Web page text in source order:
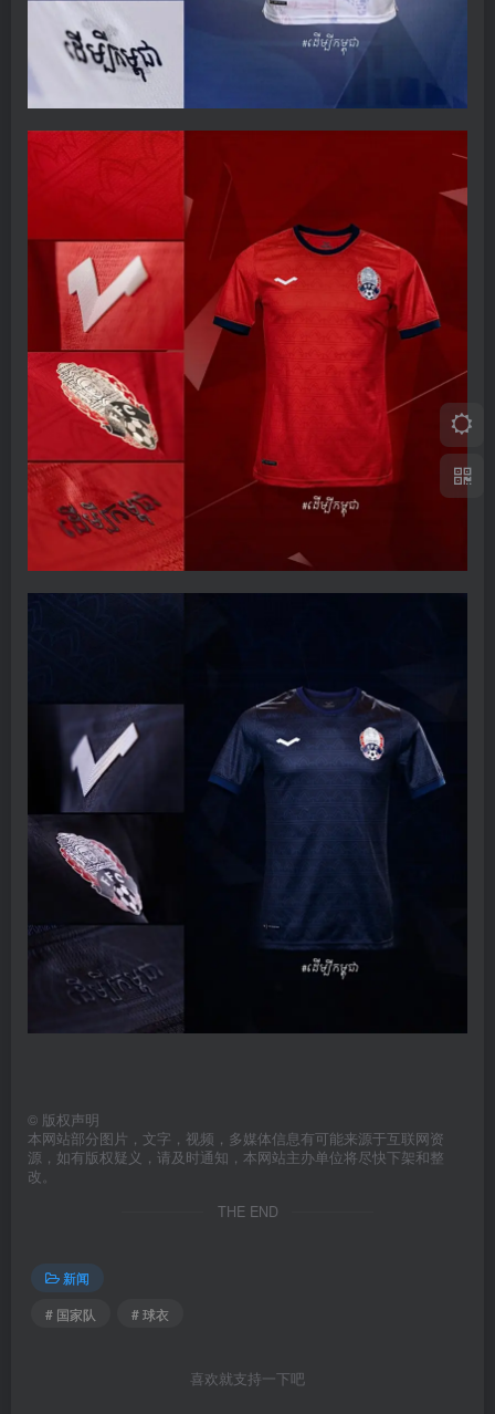
© 版权声明
本网站部分图片，文字，视频，多媒体信息有可能来源于互联网资
源，如有版权疑义，请及时通知，本网站主办单位将尽快下架和整
改。
THE END
新闻
# 国家队
# 球衣
喜欢就支持一下吧